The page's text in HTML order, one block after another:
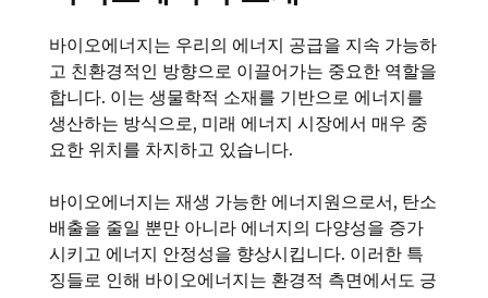
바이오에너지는 우리의 에너지 공급을 지속 가능하
고 친환경적인 방향으로 이끌어가는 중요한 역할을
합니다. 이는 생물학적 소재를 기반으로 에너지를
생산하는 방식으로, 미래 에너지 시장에서 매우 중
요한 위치를 차지하고 있습니다.
바이오에너지는 재생 가능한 에너지원으로서, 탄소
배출을 줄일 뿐만 아니라 에너지의 다양성을 증가
시키고 에너지 안정성을 향상시킵니다. 이러한 특
징들로 인해 바이오에너지는 환경적 측면에서도 긍